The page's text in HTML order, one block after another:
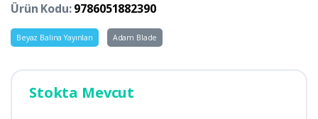
Ürün Kodu:9786051882390
Beyaz Balina Yayınları Adam Blade
Stokta Mevcut